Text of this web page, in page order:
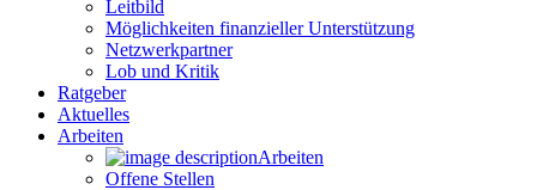
Leitbild
Möglichkeiten finanzieller Unterstützung
Netzwerkpartner
Lob und Kritik
Ratgeber
Aktuelles
Arbeiten
Arbeiten
Offene Stellen